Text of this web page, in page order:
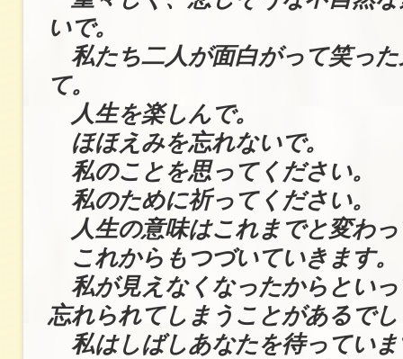
いで。
私たち二人が面白がって笑った
て。
人生を楽しんで。
ほほえみを忘れないで。
私のことを思ってください。
私のために祈ってください。
人生の意味はこれまでと変わっ
これからもつづいていきます。
私が見えなくなったからといっ
忘れられてしまうことがあるで
私はしばしあなたを待っていま